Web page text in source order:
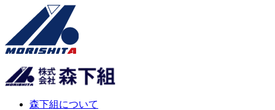
森下組について